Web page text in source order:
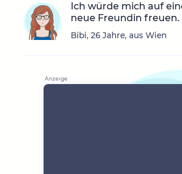
Ich würde mich auf
neue Freundin freuen.
Bibi, 26 Jahre, aus Wien